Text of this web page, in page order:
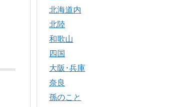
北海道内
北陸
和歌山
四国
大阪･兵庫
奈良
孫のこと